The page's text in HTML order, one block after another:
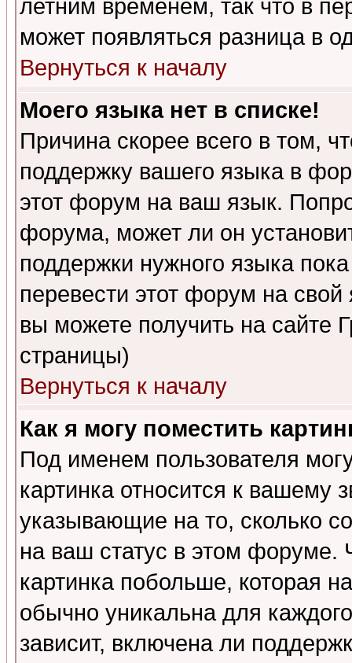
летним временем, так что в
может появляться разница в
Вернуться к началу
Моего языка нет в списке!
Причина скорее всего в том,
поддержку вашего языка в
этот форум на ваш язык.
форума, может ли он
поддержки нужного языка
перевести этот форум на
вы можете получить на сайте
страницы)
Вернуться к началу
Как я могу поместить
Под именем пользователя
картинка относится к вашему
указывающие на то, сколько
на ваш статус в этом форуме.
картинка побольше, которая
обычно уникальна для
зависит, включена ли